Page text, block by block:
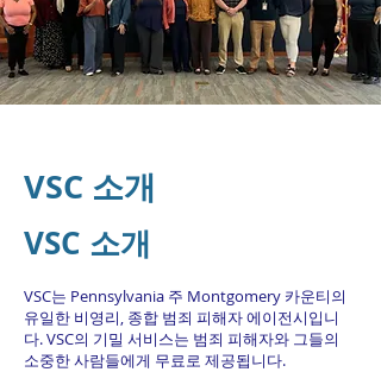
VSC 소개
VSC 소개
VSC는 Pennsylvania 주 Montgomery 카운티의
유일한 비영리, 종합 범죄 피해자 에이전시입니
다. VSC의 기밀 서비스는 범죄 피해자와 그들의
소중한 사람들에게 무료로 제공됩니다.